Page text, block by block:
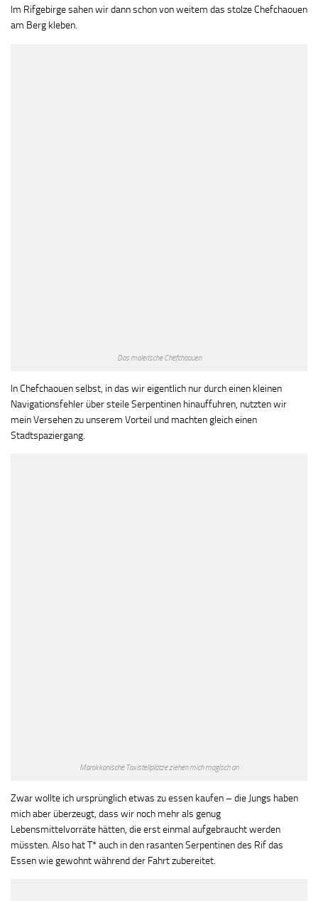
Im Rifgebirge sahen wir dann schon von weitem das stolze Chefchaouen
am Berg kleben.
Das malerische Chefchaouen
In Chefchaouen selbst, in das wir eigentlich nur durch einen kleinen
Navigationsfehler über steile Serpentinen hinauffuhren, nutzten wir
mein Versehen zu unserem Vorteil und machten gleich einen
Stadtspaziergang.
Marokkanische Taxistellplätze ziehen mich magisch an
Zwar wollte ich ursprünglich etwas zu essen kaufen – die Jungs haben
mich aber überzeugt, dass wir noch mehr als genug
Lebensmittelvorräte hätten, die erst einmal aufgebraucht werden
müssten. Also hat T* auch in den rasanten Serpentinen des Rif das
Essen wie gewohnt während der Fahrt zubereitet.